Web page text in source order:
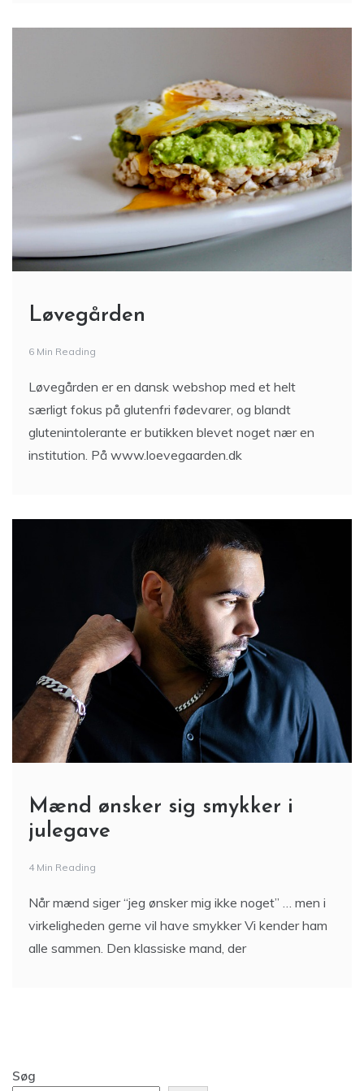
Løvegården
6 Min Reading
Løvegården er en dansk webshop med et helt
særligt fokus på glutenfri fødevarer, og blandt
glutenintolerante er butikken blevet noget nær en
institution. På www.loevegaarden.dk
Mænd ønsker sig smykker i
julegave
4 Min Reading
Når mænd siger “jeg ønsker mig ikke noget” … men i
virkeligheden gerne vil have smykker Vi kender ham
alle sammen. Den klassiske mand, der
Søg